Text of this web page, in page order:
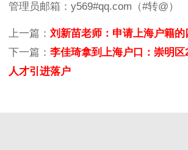
管理员邮箱：y569#qq.com（#转@）
上一篇： 刘新苗老师：申请上海户籍的
下一篇： 李佳琦拿到上海户口：崇明区
人才引进落户